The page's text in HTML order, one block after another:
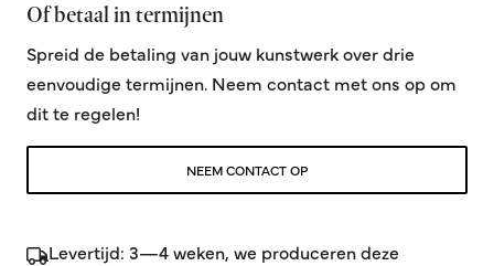
Of betaal in termijnen
Spreid de betaling van jouw kunstwerk over drie
eenvoudige termijnen. Neem contact met ons op om
dit te regelen!
NEEM CONTACT OP
Levertijd: 3—4 weken, we produceren deze